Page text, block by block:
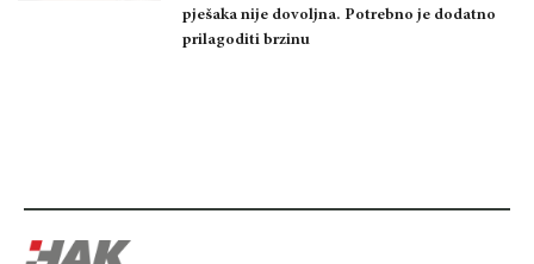
pješaka nije dovoljna. Potrebno je dodatno
prilagoditi brzinu